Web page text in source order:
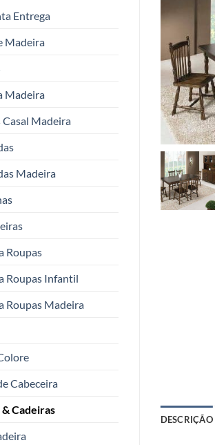
Entrega
Madeira
Madeira
Casal Madeira
Madeira
Roupas
Roupas Infantil
Roupas Madeira
Cabeceira
& Cadeiras
DESCRIÇÃO